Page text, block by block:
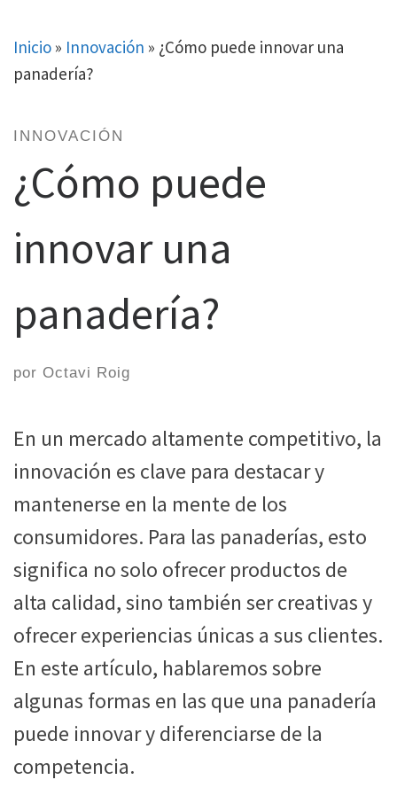
to
content
Inicio » Innovación » ¿Cómo puede innovar una
panadería?
INNOVACIÓN
¿Cómo puede
innovar una
panadería?
por Octavi Roig
En un mercado altamente competitivo, la
innovación es clave para destacar y
mantenerse en la mente de los
consumidores. Para las panaderías, esto
significa no solo ofrecer productos de
alta calidad, sino también ser creativas y
ofrecer experiencias únicas a sus clientes.
En este artículo, hablaremos sobre
algunas formas en las que una panadería
puede innovar y diferenciarse de la
competencia.